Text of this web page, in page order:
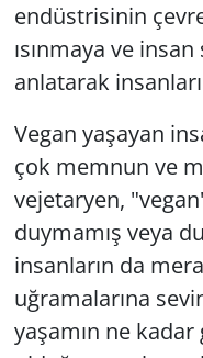
endüstrisinin
ısınmaya ve
anlatarak
Vegan yaşayan
çok memnun ve
vejetaryen,
duymamış veya
insanların da
uğramalarına
yaşamın ne